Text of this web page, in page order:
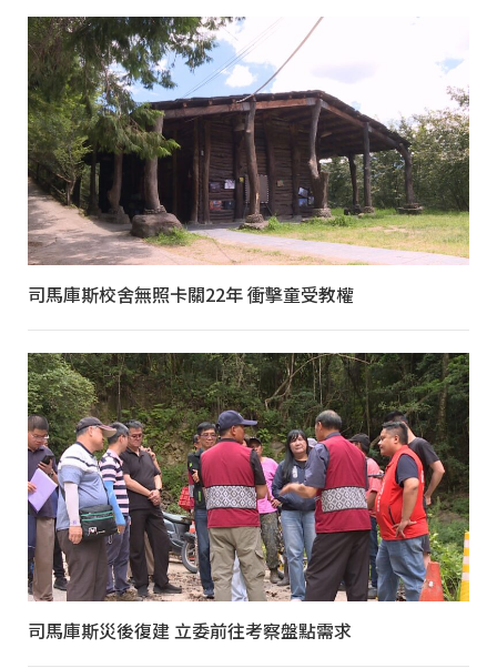
司馬庫斯校舍無照卡關22年 衝擊童受教權
司馬庫斯災後復建 立委前往考察盤點需求